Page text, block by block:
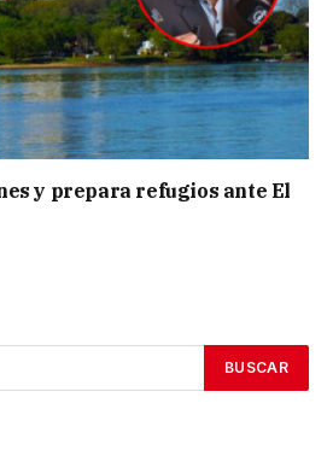
y prepara refugios ante El